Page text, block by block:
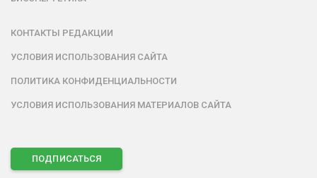
КОНТАКТЫ РЕДАКЦИИ
УСЛОВИЯ ИСПОЛЬЗОВАНИЯ САЙТА
ПОЛИТИКА КОНФИДЕНЦИАЛЬНОСТИ
УСЛОВИЯ ИСПОЛЬЗОВАНИЯ МАТЕРИАЛОВ САЙТА
ПОДПИСАТЬСЯ